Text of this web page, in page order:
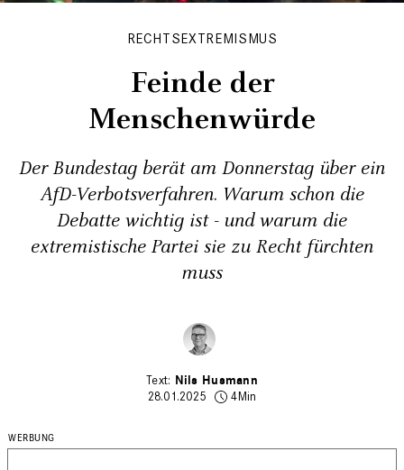
RECHTSEXTREMISMUS
Feinde der
Menschenwürde
Der Bundestag berät am Donnerstag über ein
AfD-Verbotsverfahren. Warum schon die
Debatte wichtig ist - und warum die
extremistische Partei sie zu Recht fürchten
muss
Nils Husmann
28.01.2025
4Min